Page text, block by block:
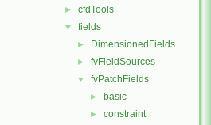
► cfdTools
▼ fields
► DimensionedFields
► fvFieldSources
▼ fvPatchFields
► basic
► constraint